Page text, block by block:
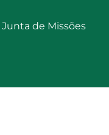
Junta de Missões